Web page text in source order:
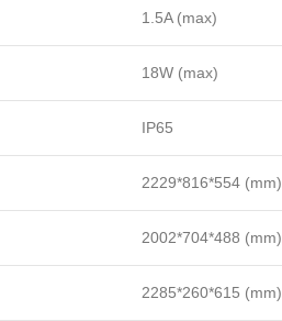
1.5A (max)
18W (max)
IP65
2229*816*554 (mm)
2002*704*488 (mm)
2285*260*615 (mm)